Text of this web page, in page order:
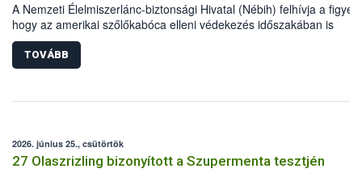
A Nemzeti Élelmiszerlánc-biztonsági Hivatal (Nébih) felhívja a
hogy az amerikai szőlőkabóca elleni védekezés időszakában is
elengedhetetlen a növényvédelmi előírások betartása. Kiemelten
hogy a szőlősgazdák engedélyezett növényvédő szereket
alkalmazzanak, a kezeléseket megfelelő technológiával végezzék
szabályokat. A védekezés során a méhek és vadon élő beporzókat
TOVÁBB
2026. június 25., csütörtök
27 Olaszrizling bizonyított a Szupermenta tesztjén